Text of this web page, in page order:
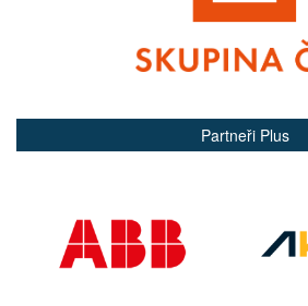
Partneři Plus